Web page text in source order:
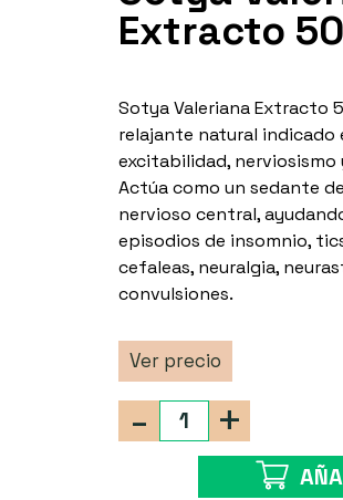
Extracto
Sotya Valeriana Extracto
relajante natural indicado
excitabilidad, nerviosismo
Actúa como un sedante
nervioso central,
episodios de insomnio,
cefaleas, neuralgia,
convulsiones.
Ver precio
+
-